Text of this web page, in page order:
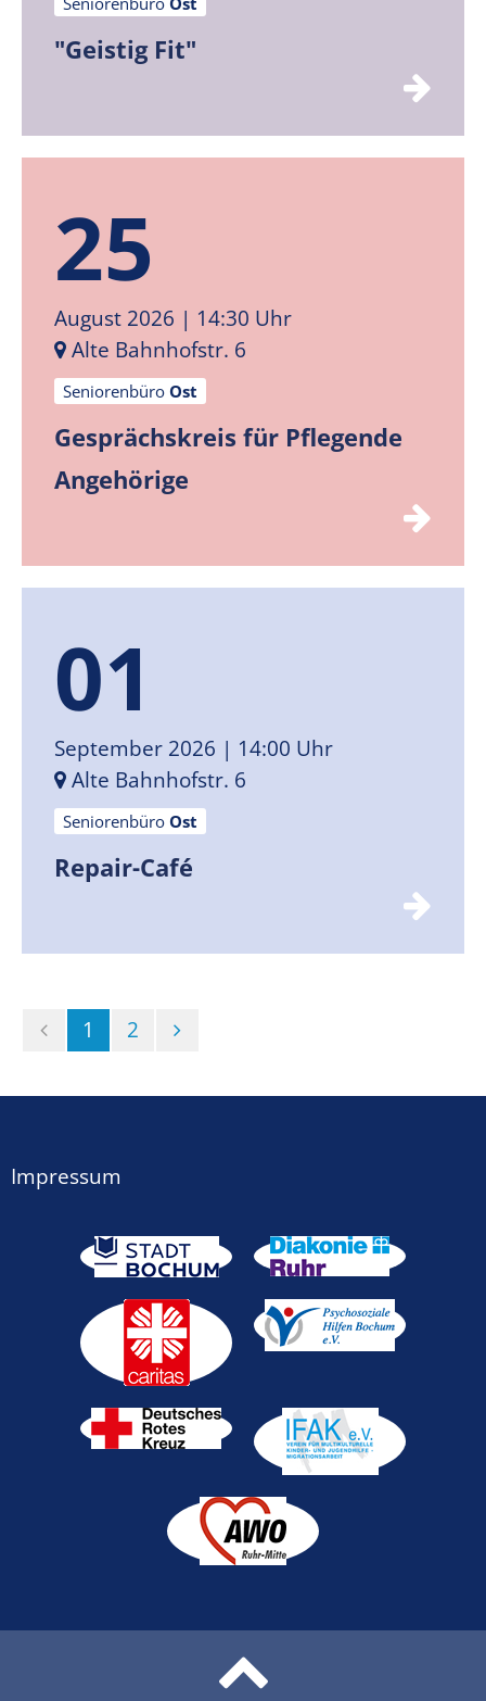
"Geistig Fit"
25
August 2026 | 14:30 Uhr
Alte Bahnhofstr. 6
Seniorenbüro Ost
Gesprächskreis für Pflegende
Angehörige
01
September 2026 | 14:00 Uhr
Alte Bahnhofstr. 6
Seniorenbüro Ost
Repair-Café
1 (Standort)
2
Impressum